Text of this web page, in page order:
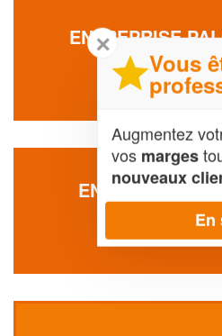
ENTREPRISE
18 Chemin De
42600
ENTREPRISE
47 Avenue De
42600
✕
Vous
Augmentez
vos marges
nouveaux
En